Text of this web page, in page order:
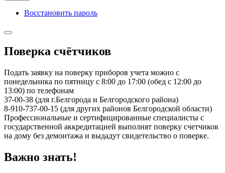
Восстановить пароль
Поверка счётчиков
Подать заявку на поверку приборов учета можно с
понедельника по пятницу с 8:00 до 17:00 (обед с 12:00 до
13:00) по телефонам
37-00-38 (для г.Белгорода и Белгородского района)
8-910-737-00-15 (для других районов Белгородской области)
Профессиональные и сертифицированные специалисты с
государственной аккредитацией выполнят поверку счетчиков
на дому без демонтажа и выдадут свидетельство о поверке.
Важно знать!